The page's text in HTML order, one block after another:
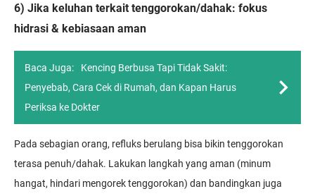
6) Jika keluhan terkait tenggorokan/dahak: fokus
hidrasi & kebiasaan aman
Baca Juga:
Kencing Berbusa Tapi Tidak Sakit:
Penyebab, Cara Cek di Rumah, dan Kapan Harus
Periksa ke Dokter
Pada sebagian orang, refluks berulang bisa bikin tenggorokan
terasa penuh/dahak. Lakukan langkah yang aman (minum
hangat, hindari mengorek tenggorokan) dan bandingkan juga